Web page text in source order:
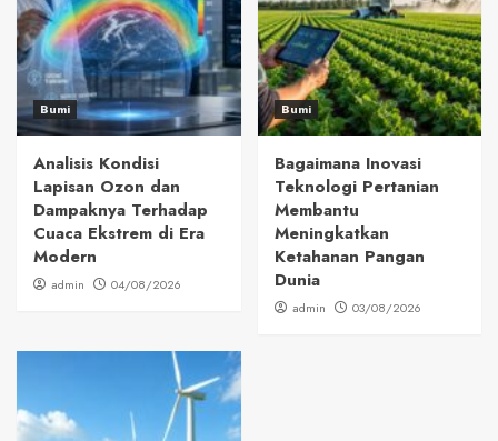
Bumi
Analisis Kondisi
Lapisan Ozon dan
Dampaknya Terhadap
Cuaca Ekstrem di Era
Modern
admin 04/08/2026
Bumi
Bagaimana Inovasi
Teknologi Pertanian
Membantu
Meningkatkan
Ketahanan Pangan
Dunia
admin 03/08/2026